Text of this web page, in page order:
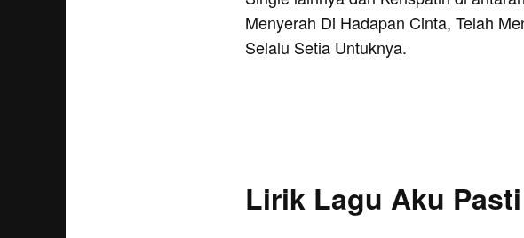
Menyerah Di Hadapan Cinta, Telah
Selalu Setia Untuknya.
Lirik Lagu Aku